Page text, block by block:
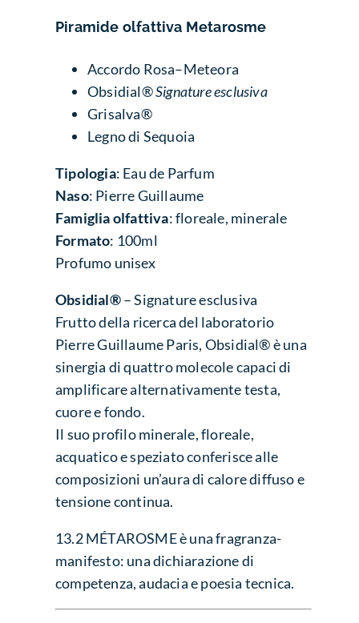
Piramide olfattiva Metarosme
Accordo Rosa–Meteora
Obsidial®Signature esclusiva
Grisalva®
Legno di Sequoia
Tipologia: Eau de Parfum
Naso: Pierre Guillaume
Famiglia olfattiva: floreale, minerale
Formato: 100ml
Profumo unisex
Obsidial®– Signature esclusiva
Frutto della ricerca del laboratorio
Pierre Guillaume Paris, Obsidial® è una
sinergia di quattro molecole capaci di
amplificare alternativamente testa,
cuore e fondo.
Il suo profilo minerale, floreale,
acquatico e speziato conferisce alle
composizioni un’aura di calore diffuso e
tensione continua.
13.2 MÉTAROSME è una fragranza-
manifesto: una dichiarazione di
competenza, audacia e poesia tecnica.